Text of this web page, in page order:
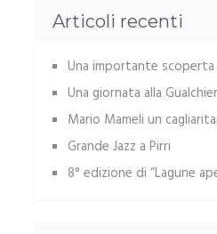
Articoli recenti
Una importante scoperta
Una giornata alla
Mario Mameli un
Grande Jazz a Pirri
8° edizione di “Lagune